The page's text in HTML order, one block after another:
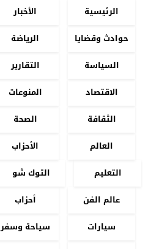
الرئيسية الأخبار
حوادث وقضايا
الرياضة
السياسة
التقارير
الاقتصاد
المنوعات
الثقافة
الصحة
العالم
الأحزاب
التعليم
التوك شو
عالم الفن
أحزاب
سيارات
سياحة وسفر